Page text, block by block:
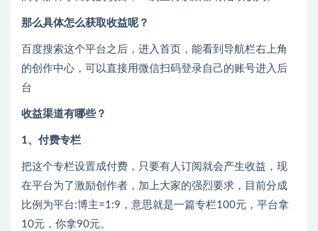
那么具体怎么获取收益呢？
百度搜索这个平台之后，进入首页，能看到导航栏右上角
的创作中心，可以直接用微信扫码登录自己的账号进入后
台
收益渠道有哪些？
1、付费专栏
把这个专栏设置成付费，只要有人订阅就会产生收益，现
在平台为了激励创作者，加上大家的强烈要求，目前分成
比例为平台:博主=1:9，意思就是一篇专栏100元，平台拿
10元，你拿90元。